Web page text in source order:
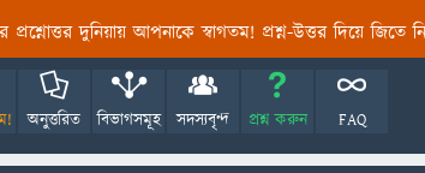
প্রশ্নোত্তর দুনিয়ায় আপনাকে স্বাগতম! প্রশ্ন-উত্তর দিয়ে জিতে
অনুত্তরিত বিভাগসমূহ সদস্যবৃন্দ প্রশ্ন করুন FAQ